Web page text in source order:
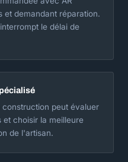
et demandant réparation.
le délai de
peut évaluer
choisir la meilleure
de l'artisan.